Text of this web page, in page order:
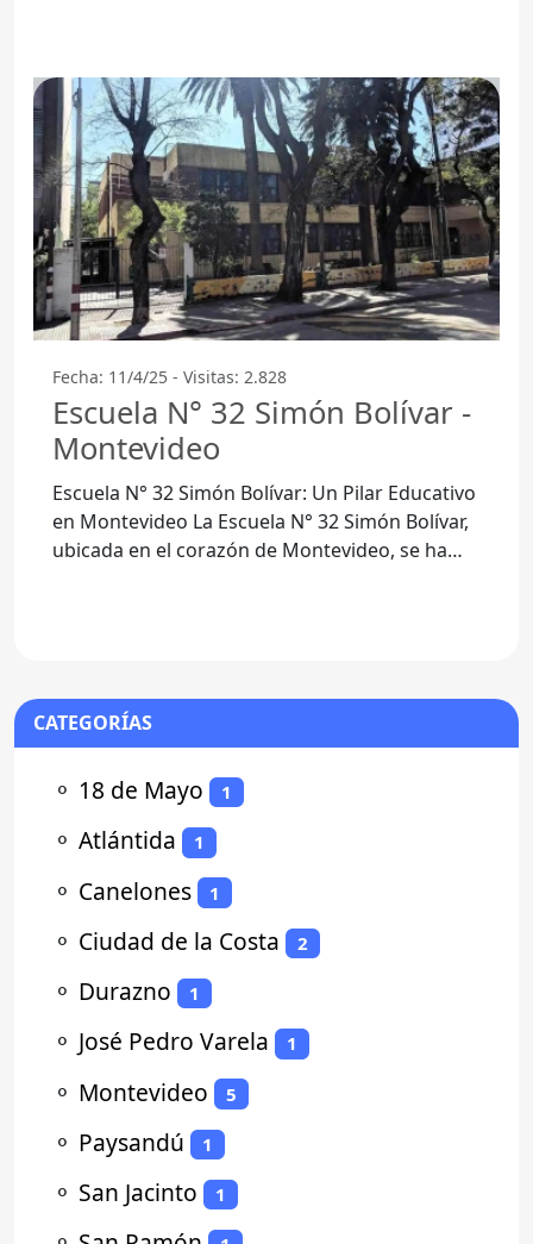
Fecha: 11/4/25 - Visitas: 2.828
Escuela N° 32 Simón Bolívar -
Montevideo
Escuela N° 32 Simón Bolívar: Un Pilar Educativo
en Montevideo La Escuela N° 32 Simón Bolívar,
ubicada en el corazón de Montevideo, se ha
CATEGORÍAS
⚬ 18 de Mayo 1
⚬ Atlántida 1
⚬ Canelones 1
⚬ Ciudad de la Costa 2
⚬ Durazno 1
⚬ José Pedro Varela 1
⚬ Montevideo 5
⚬ Paysandú 1
⚬ San Jacinto 1